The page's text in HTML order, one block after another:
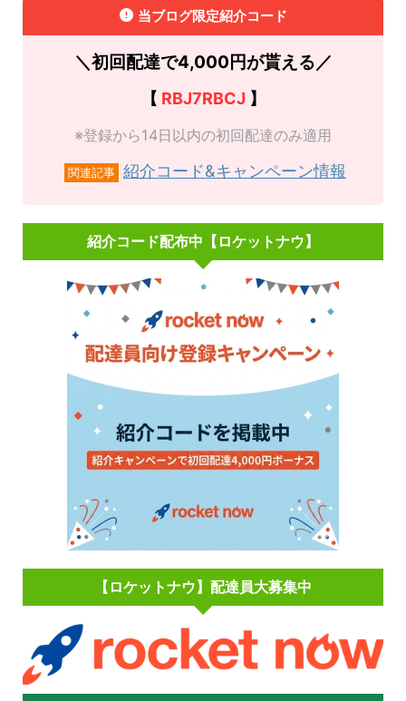
当ブログ限定紹介コード
＼初回配達で4,000円が貰える／
【 RBJ7RBCJ 】
※登録から14日以内の初回配達のみ適用
関連記事 紹介コード&キャンペーン情報
紹介コード配布中【ロケットナウ】
【ロケットナウ】配達員大募集中